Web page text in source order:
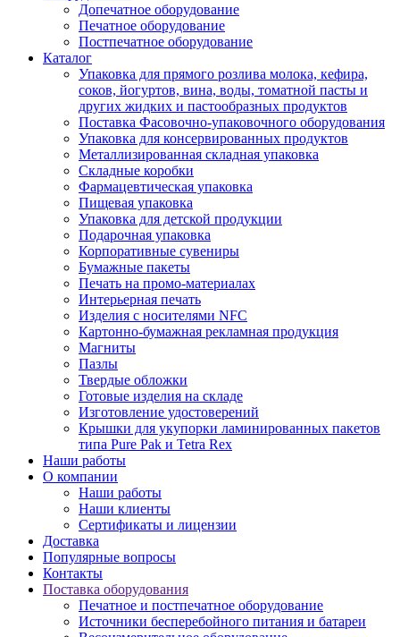
Допечатное оборудование
Печатное оборудование
Постпечатное оборудование
Каталог
Упаковка для прямого розлива молока, кефира,
соков, йогуртов, вина, воды, томатной пасты и
других жидких и пастообразных продуктов
Поставка Фасовочно-упаковочного оборудования
Упаковка для консервированных продуктов
Металлизированная складная упаковка
Складные коробки
Фармацевтическая упаковка
Пищевая упаковка
Упаковка для детской продукции
Подарочная упаковка
Корпоративные сувениры
Бумажные пакеты
Печать на промо-материалах
Интерьерная печать
Изделия с носителями NFC
Картонно-бумажная рекламная продукция
Магниты
Пазлы
Твердые обложки
Готовые изделия на складе
Изготовление удостоверений
Крышки для укупорки ламинированных пакетов
типа Pure Pak и Tetra Rex
Наши работы
О компании
Наши работы
Наши клиенты
Сертификаты и лицензии
Доставка
Популярные вопросы
Контакты
Поставка оборудования
Печатное и постпечатное оборудование
Источники бесперебойного питания и батареи